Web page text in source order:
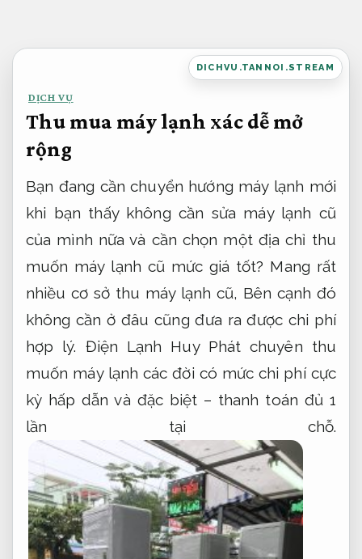
dung
DICHVU.TANNOI.STREAM
DỊCH VỤ
Thu mua máy lạnh xác dễ mở
rộng
Bạn đang cần chuyển hướng máy lạnh mới
khi bạn thấy không cần sửa máy lạnh cũ
của mình nữa và cần chọn một địa chỉ thu
muốn máy lạnh cũ mức giá tốt? Mang rất
nhiều cơ sở thu máy lạnh cũ, Bên cạnh đó
không cần ở đâu cũng đưa ra được chi phí
hợp lý. Điện Lạnh Huy Phát chuyên thu
muốn máy lạnh các đời có mức chi phí cực
kỳ hấp dẫn và đặc biệt – thanh toán đủ 1
lần tại chỗ.